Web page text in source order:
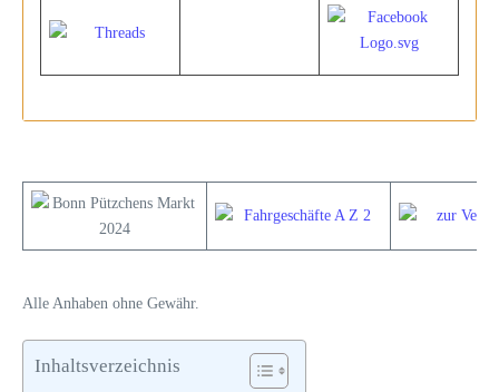
Alle Anhaben ohne Gewähr.
Inhaltsverzeichnis